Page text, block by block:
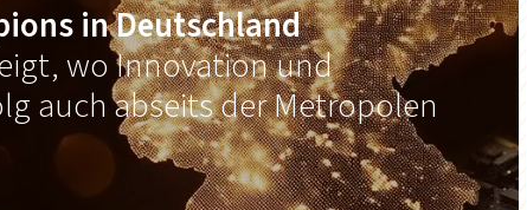
in Deutschland
wo Innovation und
auch abseits der Metropolen